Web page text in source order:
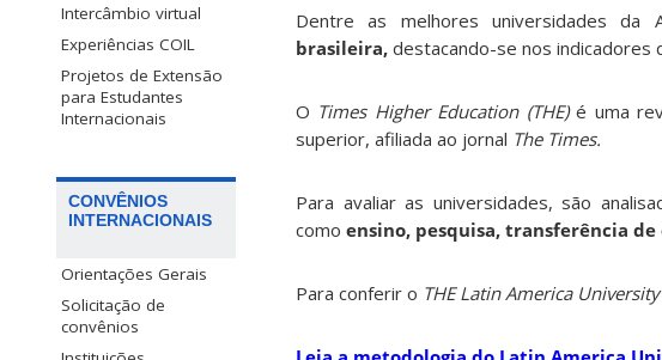
Intercâmbio virtual
Experiências COIL
Projetos de Extensão
para Estudantes
Internacionais
CONVÊNIOS
INTERNACIONAIS
Orientações Gerais
Solicitação de
convênios
Dentre as melhores universidades da
brasileira, destacando-se nos indicadores
O Times Higher Education (THE)é uma
superior, afiliada ao jornal The Times.
Para avaliar as universidades, são
como ensino, pesquisa, transferência
Para conferir o THE Latin America